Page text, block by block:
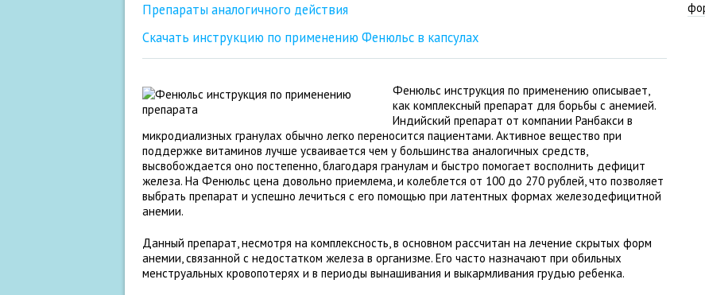
Препараты аналогичного действия
Скачать инструкцию по применению Фенюльс в капсулах
Фенюльс инструкция по применению описывает,
как комплексный препарат для борьбы с анемией.
Индийский препарат от компании Ранбакси в
микродиализных гранулах обычно легко переносится пациентами. Активное вещество при
поддержке витаминов лучше усваивается чем у большинства аналогичных средств,
высвобождается оно постепенно, благодаря гранулам и быстро помогает восполнить дефицит
железа. На Фенюльс цена довольно приемлема, и колеблется от 100 до 270 рублей, что позволяет
выбрать препарат и успешно лечиться с его помощью при латентных формах железодефицитной
анемии.
Данный препарат, несмотря на комплексность, в основном рассчитан на лечение скрытых форм
анемии, связанной с недостатком железа в организме. Его часто назначают при обильных
менструальных кровопотерях и в периоды вынашивания и выкармливания грудью ребенка.